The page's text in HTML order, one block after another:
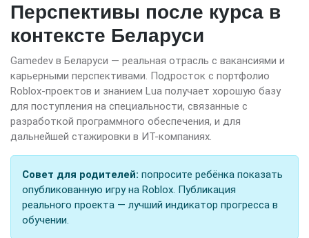
Перспективы после курса в
контексте Беларуси
Gamedev в Беларуси — реальная отрасль с вакансиями и
карьерными перспективами. Подросток с портфолио
Roblox-проектов и знанием Lua получает хорошую базу
для поступления на специальности, связанные с
разработкой программного обеспечения, и для
дальнейшей стажировки в ИТ-компаниях.
Совет для родителей: попросите ребёнка показать
опубликованную игру на Roblox. Публикация
реального проекта — лучший индикатор прогресса в
обучении.